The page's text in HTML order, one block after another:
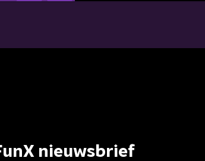
nieuwsbrief